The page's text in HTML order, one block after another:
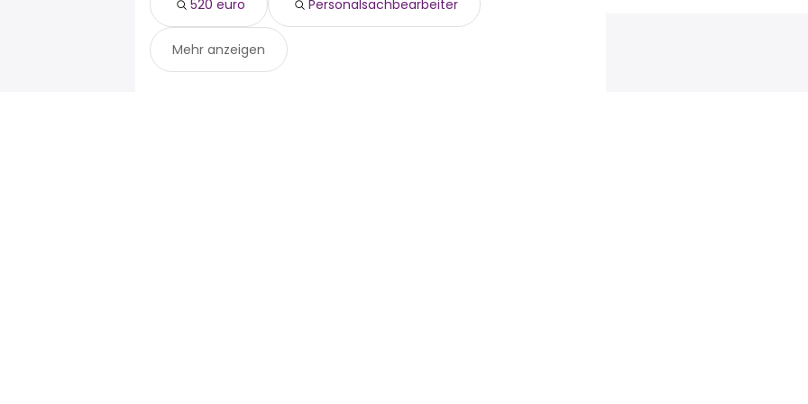
520 euro Personalsachbearbeiter
Mehr anzeigen